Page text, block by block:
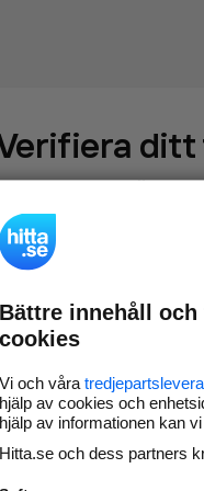
ditt
som 69 573företag
och syns bättre
Uppdatera din
företagsinformation
Bättre innehåll
cookies
Vi och våra
hjälp av cookies och
hjälp av informationen kan
Hitta.se och dess partners